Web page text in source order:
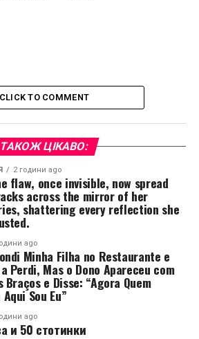
CLICK TO COMMENT
ТАКОЖ ЦІКАВО:
2 години ago
flaw, once invisible, now spread
across the mirror of her
shattering every reflection she
ago
Minha Filha no Restaurante e
Perdi, Mas o Dono Apareceu com
Braços e Disse: “Agora Quem
Sou Eu”
ago
и 50 стотинки